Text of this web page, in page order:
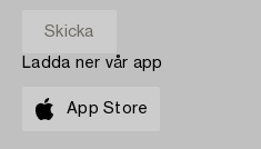
Ladda ner vår app
App Store